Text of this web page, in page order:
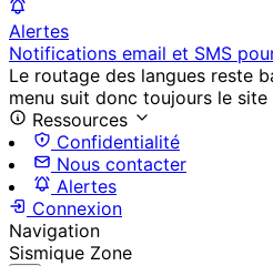
Alertes
Notifications email et SMS
Le routage des langues reste
menu suit donc toujours le
Ressources
Confidentialité
Nous contacter
Alertes
Connexion
Navigation
Sismique Zone